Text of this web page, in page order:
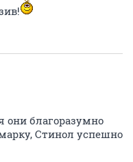
они благоразумно
Стинол успешно